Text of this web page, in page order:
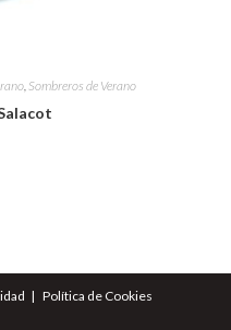
Sombreros de Verano
Política de Cookies